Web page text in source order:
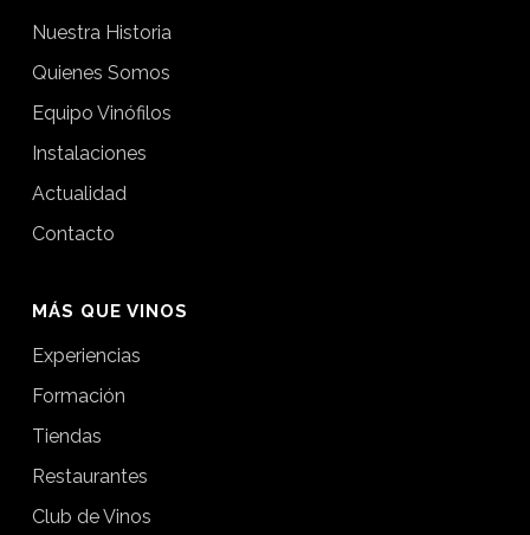
Nuestra Historia
Quienes Somos
Equipo Vinófilos
Instalaciones
Actualidad
Contacto
MÁS QUE VINOS
Experiencias
Formación
Tiendas
Restaurantes
Club de Vinos